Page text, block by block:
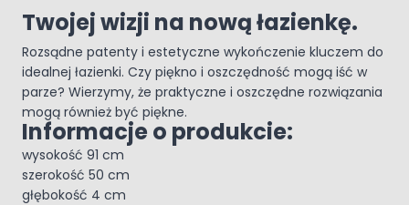
Twojej wizji na nową łazienkę.
Rozsądne patenty i estetyczne wykończenie kluczem do
idealnej łazienki. Czy piękno i oszczędność mogą iść w
parze? Wierzymy, że praktyczne i oszczędne rozwiązania
mogą również być piękne.
Informacje o produkcie:
wysokość 91 cm
szerokość 50 cm
głębokość 4 cm